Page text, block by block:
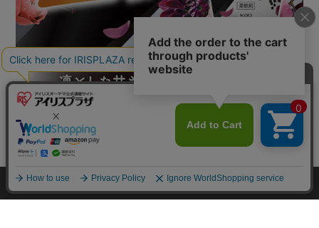
HOME 探す ログイン お気に入り お知らせ